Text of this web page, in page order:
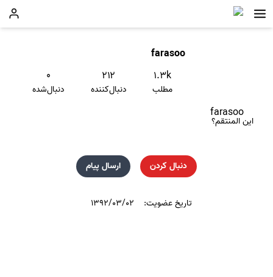
farasoo
۱.۳k
مطلب
۲۱۲
دنبال‌کننده
۰
دنبال‌شده
farasoo
این المنتقم؟
دنبال کردن ارسال پیام
تاریخ عضویت: ۱۳۹۲/۰۳/۰۲